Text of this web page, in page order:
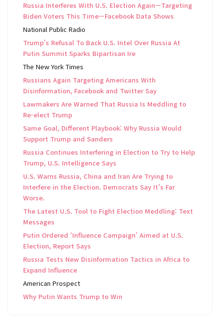
Russia Interferes With U.S. Election Again—Targeting
Biden Voters This Time—Facebook Data Shows
National Public Radio
Trump's Refusal To Back U.S. Intel Over Russia At
Putin Summit Sparks Bipartisan Ire
The New York Times
Russians Again Targeting Americans With
Disinformation, Facebook and Twitter Say
Lawmakers Are Warned That Russia Is Meddling to
Re-elect Trump
Same Goal, Different Playbook: Why Russia Would
Support Trump and Sanders
Russia Continues Interfering in Election to Try to Help
Trump, U.S. Intelligence Says
U.S. Warns Russia, China and Iran Are Trying to
Interfere in the Election. Democrats Say It’s Far
Worse.
The Latest U.S. Tool to Fight Election Meddling: Text
Messages
Putin Ordered ‘Influence Campaign’ Aimed at U.S.
Election, Report Says
Russia Tests New Disinformation Tactics in Africa to
Expand Influence
American Prospect
Why Putin Wants Trump to Win